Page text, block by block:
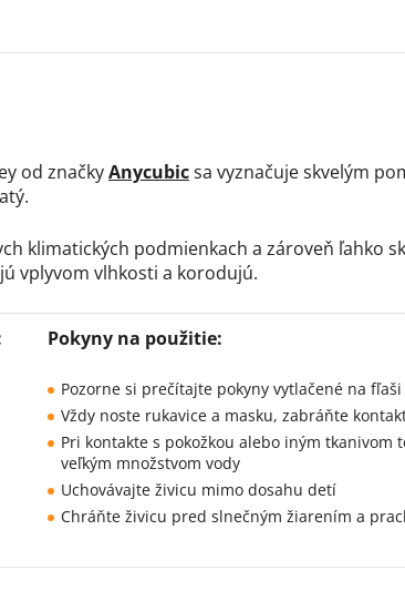
od značkyAnycubicsa vyznačuje skvelým
klimatických podmienkach a zároveň ľahko
vplyvom vlhkosti a korodujú.
Pokyny na použitie:
Pozorne si prečítajte pokyny vytlačené na fľaši
Vždy noste rukavice a masku, zabráňte
Pri kontakte s pokožkou alebo iným tkanivom
veľkým množstvom vody
Uchovávajte živicu mimo dosahu detí
Chráňte živicu pred slnečným žiarením a